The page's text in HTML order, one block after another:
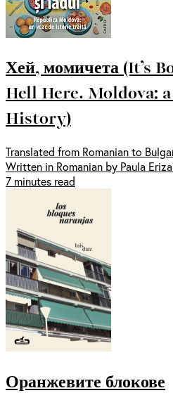
Хей, момичета (It’s
Hell Here. Moldova:
History)
Translated from Romanian to
Written in Romanian by Paula
7 minutes read
Оранжевите блокове